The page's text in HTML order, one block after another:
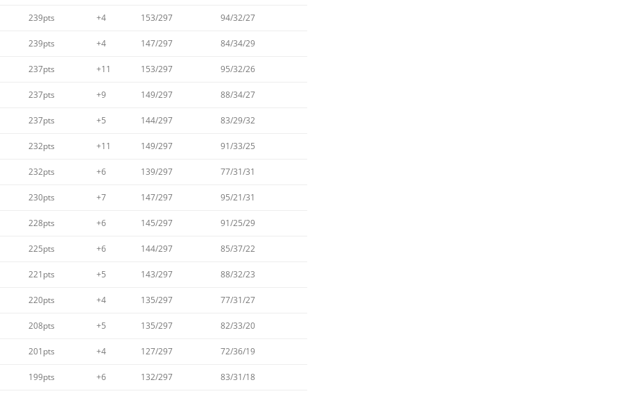
239pts +4 153/297 94/32/27
239pts +4 147/297 84/34/29
237pts +11 153/297 95/32/26
237pts +9 149/297 88/34/27
237pts +5 144/297 83/29/32
232pts +11 149/297 91/33/25
232pts +6 139/297 77/31/31
230pts +7 147/297 95/21/31
228pts +6 145/297 91/25/29
225pts +6 144/297 85/37/22
221pts +5 143/297 88/32/23
220pts +4 135/297 77/31/27
208pts +5 135/297 82/33/20
201pts +4 127/297 72/36/19
199pts +6 132/297 83/31/18